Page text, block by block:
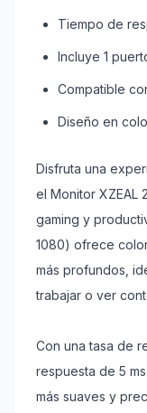
Tiempo de
Incluye 1
Compatible
Diseño en
Disfruta una
el Monitor XZEAL
gaming y
1080) ofrece
más profundos,
trabajar o ver
Con una tasa de
respuesta de 5
más suaves y